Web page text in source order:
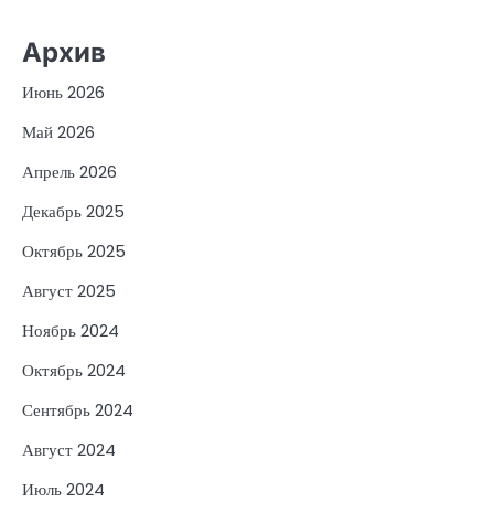
Архив
Июнь 2026
Май 2026
Апрель 2026
Декабрь 2025
Октябрь 2025
Август 2025
Ноябрь 2024
Октябрь 2024
Сентябрь 2024
Август 2024
Июль 2024